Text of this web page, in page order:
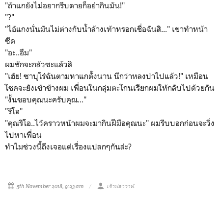
"ถ้าแกยังไม่อยากรีบตายก็อย่ากินมัน!"
"?"
"ไอ้แกงนั่นมันไม่ต่างกับน้ำล้างเท้าหรอกเชื่อฉันสิ..." เขาทำหน้า
ซีด
"อะ..อืม"
ผมชักจะกลัวซะแล้วสิ
"เฮ้ย! ซาบุโร่ฉันตามหาแกตั้งนาน นึกว่าหลงป่าไปแล้ว!" เหมือน
โชคจะยังเข้าข้างผม เพื่อนในกลุ่มตะโกนเรียกผมให้กลับไปด้วยกัน
"งั้นขอบคุณนะครับคุณ..."
"ริโอ"
"คุณริโอ..ไว้คราวหน้าผมจะมากินฝีมือคุณนะ" ผมรีบบอกก่อนจะวิ่ง
ไปหาเพื่อน
ทำไมช่วงนี้ถึงเจอแต่เรื่องแปลกๆกันล่ะ?
5th November 2018, 9:23 am เจ้าปลาวาฬ.